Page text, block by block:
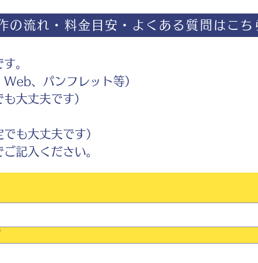
の流れ・料金目安・よくある質問はこち
。
、パンフレット等）
大丈夫です）
も大丈夫です）
記入ください。